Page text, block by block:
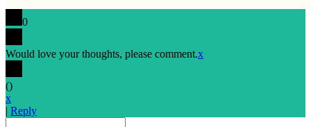
0
Would love your thoughts, please comment.x
()
x
| Reply